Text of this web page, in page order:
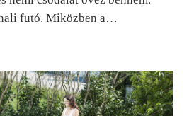
futó. Miközben a…